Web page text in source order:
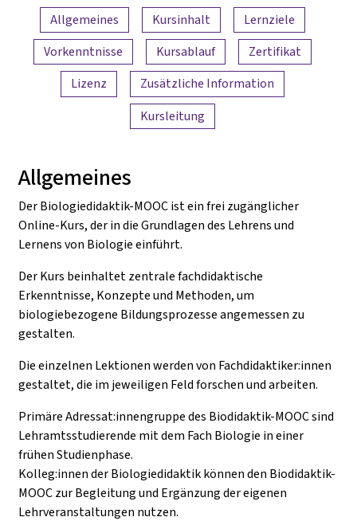
Inhaltsübersicht
Allgemeines Kursinhalt
Lernziele
Vorkenntnisse
Kursablauf
Zertifikat
Lizenz
Zusätzliche Information
Kursleitung
Allgemeines
Der Biologiedidaktik-MOOC ist ein frei zugänglicher
Online-Kurs, der in die Grundlagen des Lehrens und
Lernens von Biologie einführt.
Der Kurs beinhaltet zentrale fachdidaktische
Erkenntnisse, Konzepte und Methoden, um
biologiebezogene Bildungsprozesse angemessen zu
gestalten.
Die einzelnen Lektionen werden von Fachdidaktiker:innen
gestaltet, die im jeweiligen Feld forschen und arbeiten.
Primäre Adressat:innengruppe des Biodidaktik-MOOC sind
Lehramtsstudierende mit dem Fach Biologie in einer
frühen Studienphase.
Kolleg:innen der Biologiedidaktik können den Biodidaktik-
MOOC zur Begleitung und Ergänzung der eigenen
Lehrveranstaltungen nutzen.